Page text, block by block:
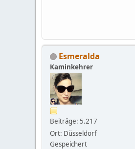
Esmeralda
Kaminkehrer
Beiträge: 5.217
Ort: Düsseldorf
Gespeichert